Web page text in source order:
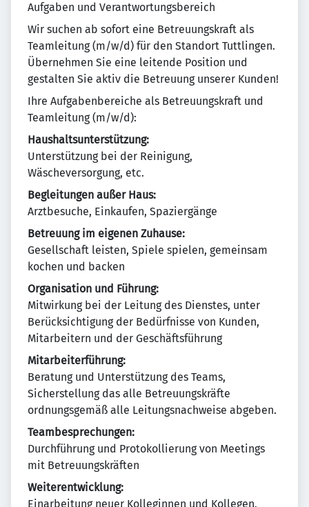
Aufgaben und Verantwortungsbereich
Wir suchen ab sofort eine Betreuungskraft als
Teamleitung (m/w/d) für den Standort Tuttlingen.
Übernehmen Sie eine leitende Position und
gestalten Sie aktiv die Betreuung unserer Kunden!
Ihre Aufgabenbereiche als Betreuungskraft und
Teamleitung (m/w/d):
Haushaltsunterstützung:
Unterstützung bei der Reinigung,
Wäscheversorgung, etc.
Begleitungen außer Haus:
Arztbesuche, Einkaufen, Spaziergänge
Betreuung im eigenen Zuhause:
Gesellschaft leisten, Spiele spielen, gemeinsam
kochen und backen
Organisation und Führung:
Mitwirkung bei der Leitung des Dienstes, unter
Berücksichtigung der Bedürfnisse von Kunden,
Mitarbeitern und der Geschäftsführung
Mitarbeiterführung:
Beratung und Unterstützung des Teams,
Sicherstellung das alle Betreuungskräfte
ordnungsgemäß alle Leitungsnachweise abgeben.
Teambesprechungen:
Durchführung und Protokollierung von Meetings
mit Betreuungskräften
Weiterentwicklung:
Einarbeitung neuer Kolleginnen und Kollegen,